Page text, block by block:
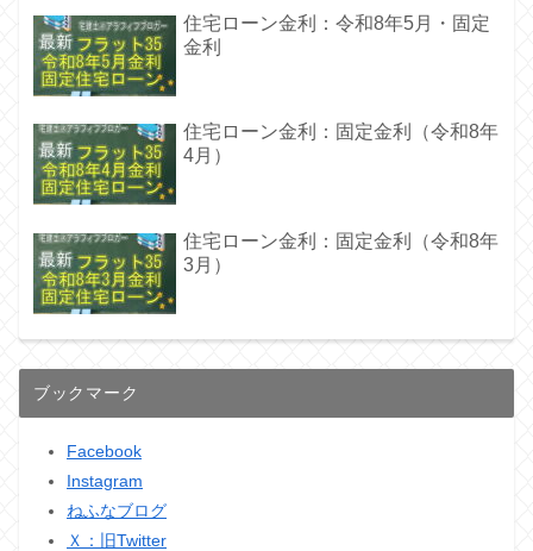
住宅ローン金利：令和8年5月・固定
金利
住宅ローン金利：固定金利（令和8年
4月）
住宅ローン金利：固定金利（令和8年
3月）
ブックマーク
Facebook
Instagram
ねふなブログ
Ｘ：旧Twitter